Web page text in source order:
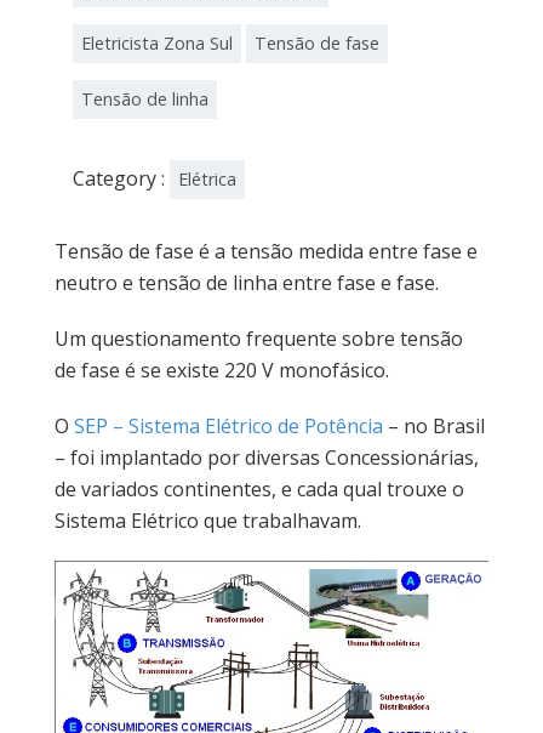
Eletricista Zona Sul Tensão de fase
Tensão de linha
Category : Elétrica
Tensão de fase é a tensão medida entre fase e
neutro e tensão de linha entre fase e fase.
Um questionamento frequente sobre tensão
de fase é se existe 220 V monofásico.
O SEP – Sistema Elétrico de Potência – no Brasil
– foi implantado por diversas Concessionárias,
de variados continentes, e cada qual trouxe o
Sistema Elétrico que trabalhavam.